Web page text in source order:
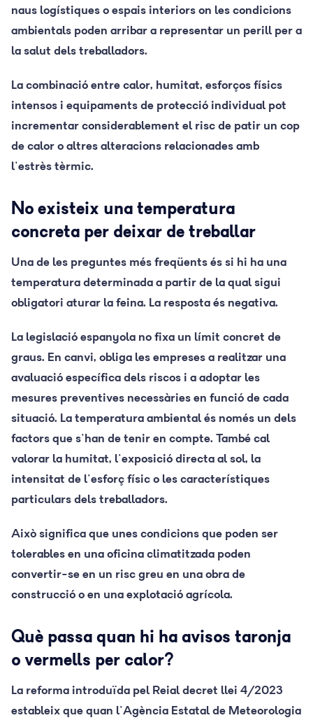
naus logístiques o espais interiors on les condicions
ambientals poden arribar a representar un perill per a
la salut dels treballadors.
La combinació entre calor, humitat, esforços físics
intensos i equipaments de protecció individual pot
incrementar considerablement el risc de patir un cop
de calor o altres alteracions relacionades amb
l'estrès tèrmic.
No existeix una temperatura
concreta per deixar de treballar
Una de les preguntes més freqüents és si hi ha una
temperatura determinada a partir de la qual sigui
obligatori aturar la feina. La resposta és negativa.
La legislació espanyola no fixa un límit concret de
graus. En canvi, obliga les empreses a realitzar una
avaluació específica dels riscos i a adoptar les
mesures preventives necessàries en funció de cada
situació. La temperatura ambiental és només un dels
factors que s'han de tenir en compte. També cal
valorar la humitat, l'exposició directa al sol, la
intensitat de l'esforç físic o les característiques
particulars dels treballadors.
Això significa que unes condicions que poden ser
tolerables en una oficina climatitzada poden
convertir-se en un risc greu en una obra de
construcció o en una explotació agrícola.
Què passa quan hi ha avisos taronja
o vermells per calor?
La reforma introduïda pel Reial decret llei 4/2023
estableix que quan l'Agència Estatal de Meteorologia